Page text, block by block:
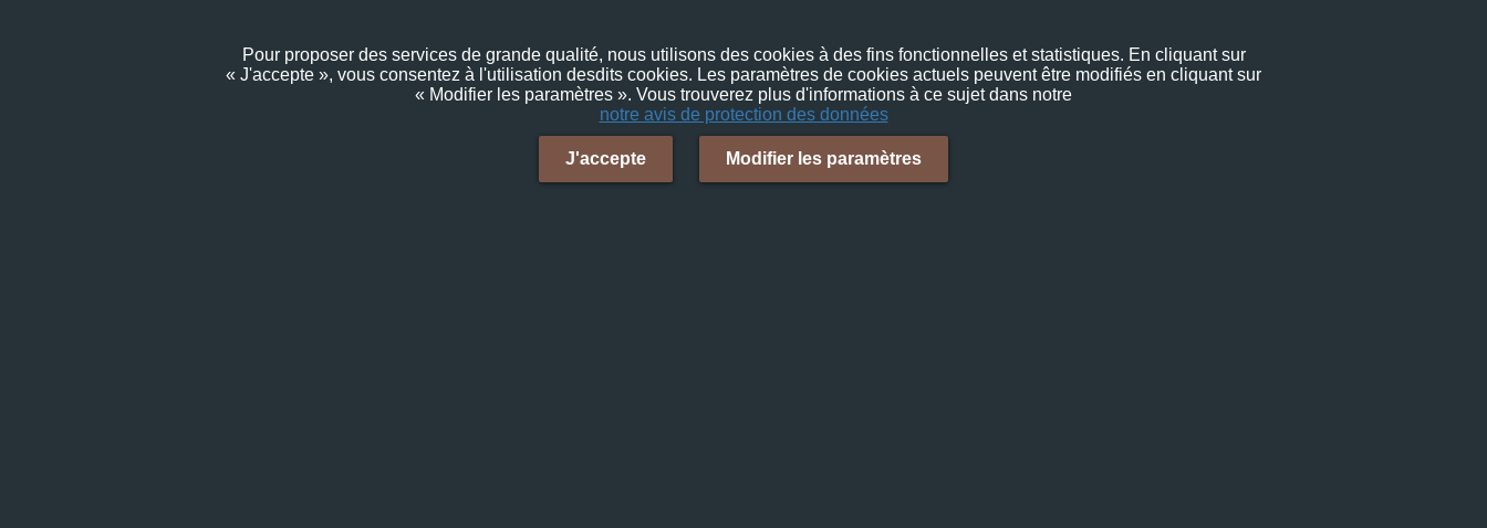
Pour proposer des services de grande qualité, nous utilisons des cookies à des fins fonctionnelles et statistiques. En cliquant sur
« J'accepte », vous consentez à l'utilisation desdits cookies. Les paramètres de cookies actuels peuvent être modifiés en cliquant sur
« Modifier les paramètres ». Vous trouverez plus d'informations à ce sujet dans notre
notre avis de protection des données
J'accepte Modifier les paramètres